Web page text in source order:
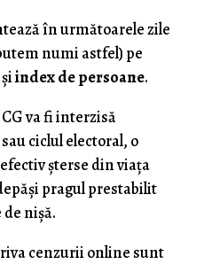
în următoarele zile
numi astfel) pe
index de persoane.
va fi interzisă
ciclul electoral, o
șterse din viața
pragul prestabilit
nișă.
cenzurii online sunt